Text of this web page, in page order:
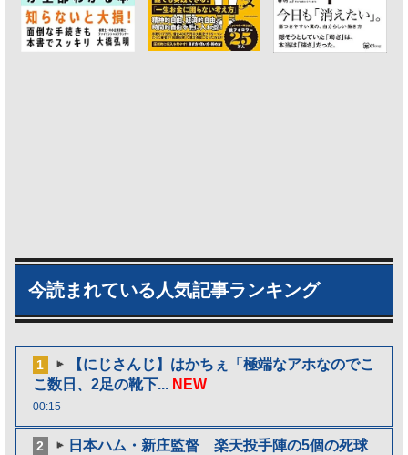
今読まれている人気記事ランキング
1
【にじさんじ】はかちぇ「極端なアホなのでこ
こ数日、2足の靴下... NEW
00:15
2
日本ハム・新庄監督 楽天投手陣の5個の死球